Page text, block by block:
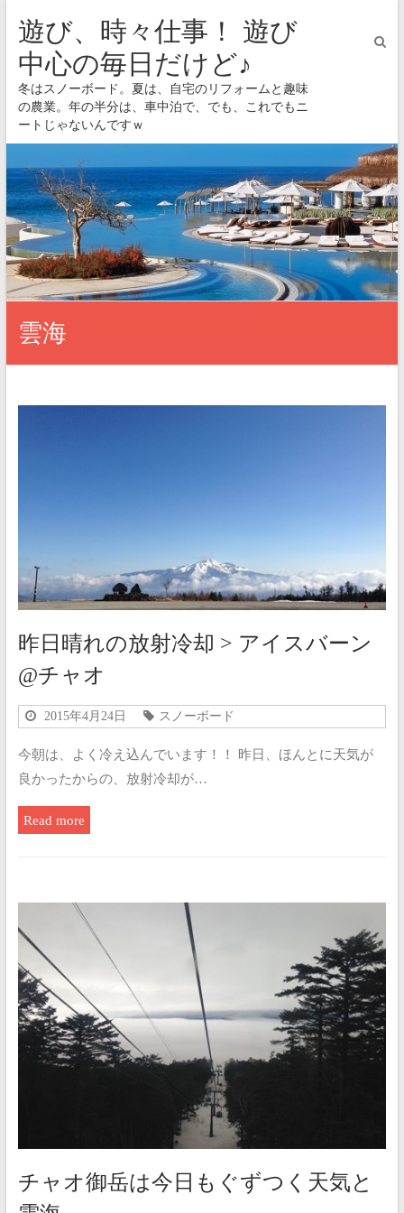
遊び、時々仕事！ 遊び
中心の毎日だけど♪
冬はスノーボード。夏は、自宅のリフォームと趣味
の農業。年の半分は、車中泊で、でも、これでもニ
ートじゃないんですｗ
雲海
昨日晴れの放射冷却 > アイスバーン
@チャオ
2015年4月24日 スノーボード
今朝は、よく冷え込んでいます！！ 昨日、ほんとに天気が
良かったからの、放射冷却が…
Read more
チャオ御岳は今日もぐずつく天気と